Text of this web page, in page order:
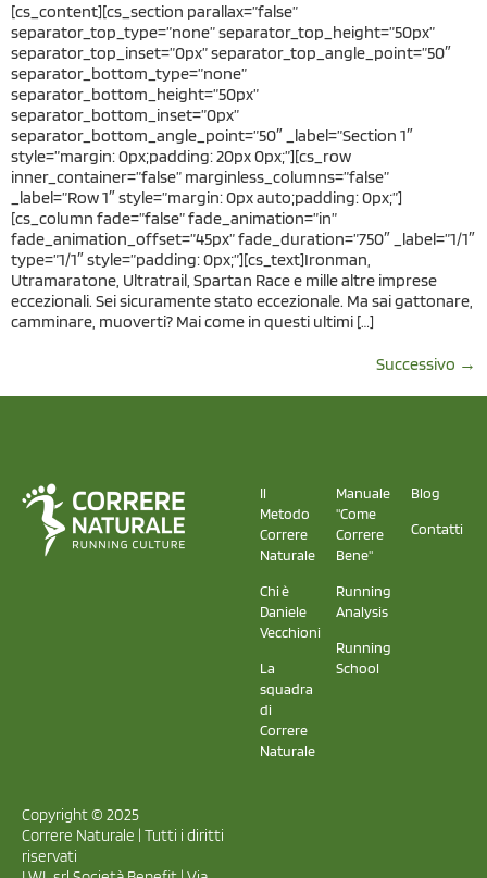
[cs_content][cs_section parallax=”false”
separator_top_type=”none” separator_top_height=”50px”
separator_top_inset=”0px” separator_top_angle_point=”50″
separator_bottom_type=”none”
separator_bottom_height=”50px”
separator_bottom_inset=”0px”
separator_bottom_angle_point=”50″ _label=”Section 1″
style=”margin: 0px;padding: 20px 0px;”][cs_row
inner_container=”false” marginless_columns=”false”
_label=”Row 1″ style=”margin: 0px auto;padding: 0px;”]
[cs_column fade=”false” fade_animation=”in”
fade_animation_offset=”45px” fade_duration=”750″ _label=”1/1″
type=”1/1″ style=”padding: 0px;”][cs_text]Ironman,
Utramaratone, Ultratrail, Spartan Race e mille altre imprese
eccezionali. Sei sicuramente stato eccezionale. Ma sai gattonare,
camminare, muoverti? Mai come in questi ultimi […]
Successivo →
Il
Metodo
Correre
Naturale
Chi è
Daniele
Vecchioni
La
squadra
di
Correre
Naturale
Manuale
"Come
Correre
Bene"
Running
Analysis
Running
School
Blog
Contatti
Copyright © 2025
Correre Naturale | Tutti i diritti
riservati